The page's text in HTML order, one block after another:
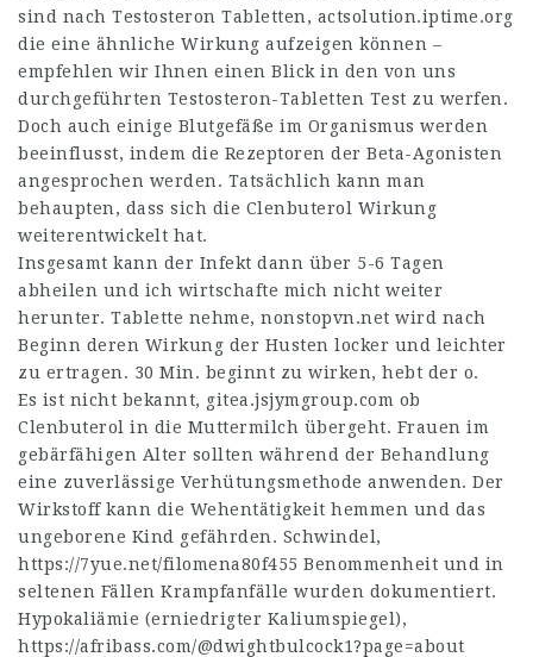
sind nach Testosteron Tabletten, actsolution.iptime.org
die eine ähnliche Wirkung aufzeigen können –
empfehlen wir Ihnen einen Blick in den von uns
durchgeführten Testosteron-Tabletten Test zu werfen.
Doch auch einige Blutgefäße im Organismus werden
beeinflusst, indem die Rezeptoren der Beta-Agonisten
angesprochen werden. Tatsächlich kann man
behaupten, dass sich die Clenbuterol Wirkung
weiterentwickelt hat.
Insgesamt kann der Infekt dann über 5-6 Tagen
abheilen und ich wirtschafte mich nicht weiter
herunter. Tablette nehme, nonstopvn.net wird nach
Beginn deren Wirkung der Husten locker und leichter
zu ertragen. 30 Min. beginnt zu wirken, hebt der o.
Es ist nicht bekannt, gitea.jsjymgroup.com ob
Clenbuterol in die Muttermilch übergeht. Frauen im
gebärfähigen Alter sollten während der Behandlung
eine zuverlässige Verhütungsmethode anwenden. Der
Wirkstoff kann die Wehentätigkeit hemmen und das
ungeborene Kind gefährden. Schwindel,
https://7yue.net/filomena80f455 Benommenheit und in
seltenen Fällen Krampfanfälle wurden dokumentiert.
Hypokaliämie (erniedrigter Kaliumspiegel),
https://afribass.com/@dwightbulcock1?page=about